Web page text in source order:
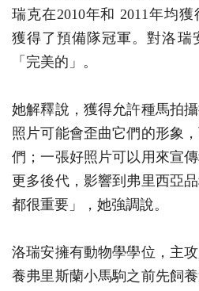
瑞克在2010年和 2011年均
獲得了預備隊冠軍。對洛瑞
「完美的」。
她解釋說，獲得允許種馬拍
照片可能會歪曲它們的形象
們；一張好照片可以用來宣
更多後代，影響到弗里西亞
都很重要」，她強調說。
洛瑞安擁有動物學學位，主
養弗里斯蘭小馬駒之前先飼